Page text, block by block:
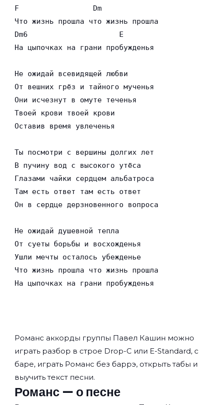
F                 Dm
Что жизнь прошла что жизнь прошла
Dm6                     E
На цыпочках на грани пробужденья
Не ожидай всевидящей любви
От вешних грёз и тайного мученья
Они исчезнут в омуте теченья
Твоей крови твоей крови
Оставив время увлеченья
Ты посмотри с вершины долгих лет
В пучину вод с высокого утёса
Глазами чайки сердцем альбатроса
Там есть ответ там есть ответ
Он в сердце дерзновенного вопроса
Не ожидай душевной тепла
От суеты борьбы и восхожденья
Ушли мечты осталось убежденье
Что жизнь прошла что жизнь прошла
На цыпочках на грани пробужденья
Романс аккорды группы Павел Кашин можно
играть разбор в строе Drop-C или E-Standard, с
баре, играть Романс без баррэ, открыть табы и
выучить текст песни.
Романс — о песне